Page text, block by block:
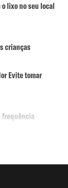
lixo no seu local
crianças
Evite tomar
frequência